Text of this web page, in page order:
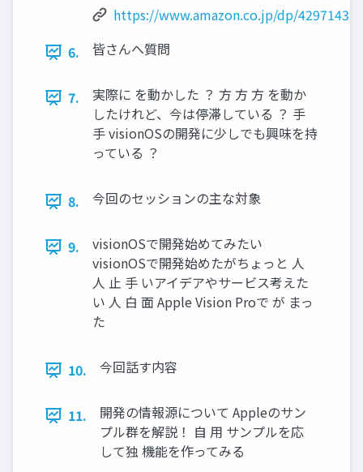
https://www.amazon.co.jp/dp/
6.
皆さんへ質問
7.
実際に を動かした ？ 方 方 方 を動か
したけれど、今は停滞している ？ 手
手 visionOSの開発に少しでも興味を持
っている ？
8. 今回のセッションの主な対象
9.
visionOSで開発始めてみたい
visionOSで開発始めたがちょっと 人
人 止 手 いアイデアやサービス考えた
い 人 白 面 Apple Vision Proで が まっ
た
10. 今回話す内容
11.
開発の情報源について Appleのサン
プル群を解説！ 自 用 サンプルを応
して独 機能を作ってみる